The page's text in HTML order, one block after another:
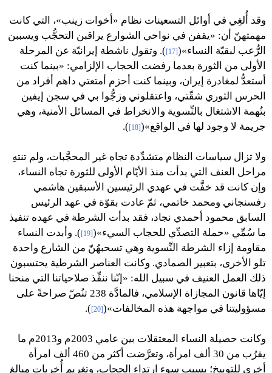
وقد أُلغِي في أوائل التسعينات نظام «أخوات زينب»، التي كانت
مهمتهنّ أن: «يقفن في نواحي الشوارع يراقبن التحجُّب ويسببن
الرُّعب لبقيّة النساء»([17]
). وتقول ناشطة إيرانيّة عن المرحلة
الأولى من الثورة بعدما رفضت الحجاب الإلزامي: «بينما كنت
أستعدُّ لمغادرة إيران، وبينما كنت أحزم أمتعتي داهم أفراد من
الحرس الثوري شقّتي، واعتقلوني وزجُّوا بي في سجن إيفين
بتُهمة الاشتغال بالنِّسوية والانخراط في المسائل الأمنية، وهي
جريمة لا وجود لها في الواقع»([18]
).
ولا تزال سياسات النظام متشدِّدة تجاه غير المحجَّبات، ولم تنتهِ
مراحل العنف التي بدأت منذ الأيّام الأولى للثورة تجاه النساء،
وإن كانت قد خفَّت في عهدي الرئيسين الأسبقين هاشمي
رفسنجاني ومحمد خاتمي، ثمّ عادت بقوّة في عهد الرئيس
السابق محمود أحمدي نجاد، فقد بدأت الشرطة في عهده تنفيذ
ما سُمِّي «حملة التصدِّي للحجاب السيء»([19]
). وأبدت النساء
مقاومة إزاء الشرطة النِّسوية وهي تسحبهُنّ من الشارع واحدة
تلو الأخرى، بتعبير الصمادي. وكانت العناصر الشرطية يحتسبون
ذلك العمل العنيف في سبيل الله: «إنّنا ننفِّذ صلاحياتنا التي منحنا
إيّاها قانون المجازاة الإسلامي، فالمادَّة 238 تنُصّ صراحةً على
مسؤوليتنا في مواجهة هذه المخالفات»([20]
).
وكانت حصيلة النساء المعتقلات بين عامي 2003م و2013م ما
يقرُب من 30 ألف امرأة، وتعرَّضت أكثر من 460 ألف امرأة
أخرى للتوبيخ؛ بسبب سوء ارتداء الحجاب، وتغريم أُخريات مبالغ